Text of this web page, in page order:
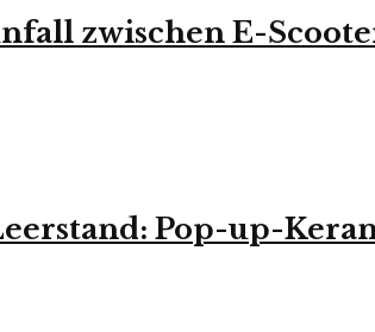
zwischen E-
Pop-up-